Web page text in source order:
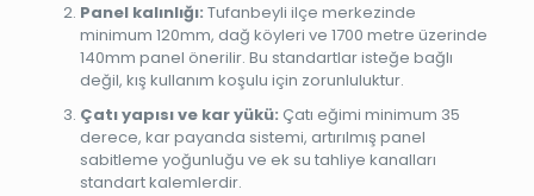
Panel kalınlığı: Tufanbeyli ilçe merkezinde
minimum 120mm, dağ köyleri ve 1700 metre üzerinde
140mm panel önerilir. Bu standartlar isteğe bağlı
değil, kış kullanım koşulu için zorunluluktur.
Çatı yapısı ve kar yükü: Çatı eğimi minimum 35
derece, kar payanda sistemi, artırılmış panel
sabitleme yoğunluğu ve ek su tahliye kanalları
standart kalemlerdir.